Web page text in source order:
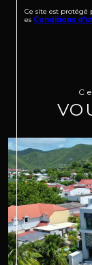
Ce site est protégé
es Conditions